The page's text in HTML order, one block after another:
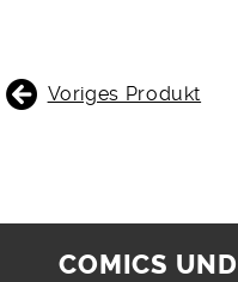
Voriges Produkt
COMICS